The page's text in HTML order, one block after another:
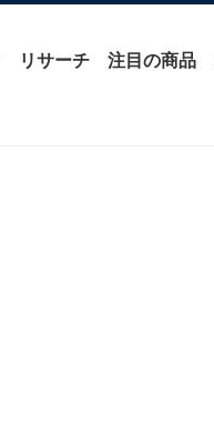
リサーチ 注目の商品